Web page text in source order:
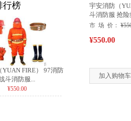
行榜
YUAN FIRE） 97消防
斗消防服...
¥550.00
宇安消防（
斗消防服 抢
市 场 价：
¥550.00
加入购物车